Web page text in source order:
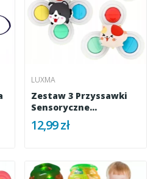
LUXMA
Zestaw 3 Przyssawki
Sensoryczne
Grzechotka Top...
12,99 zł